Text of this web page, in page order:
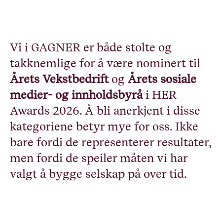
Vi i GAGNER er både stolte og
takknemlige for å være nominert til
Årets Vekstbedriftog Årets sosiale
medier- og innholdsbyråi HER
Awards 2026. Å bli anerkjent i disse
kategoriene betyr mye for oss. Ikke
bare fordi de representerer resultater,
men fordi de speiler måten vi har
valgt å bygge selskap på over tid.